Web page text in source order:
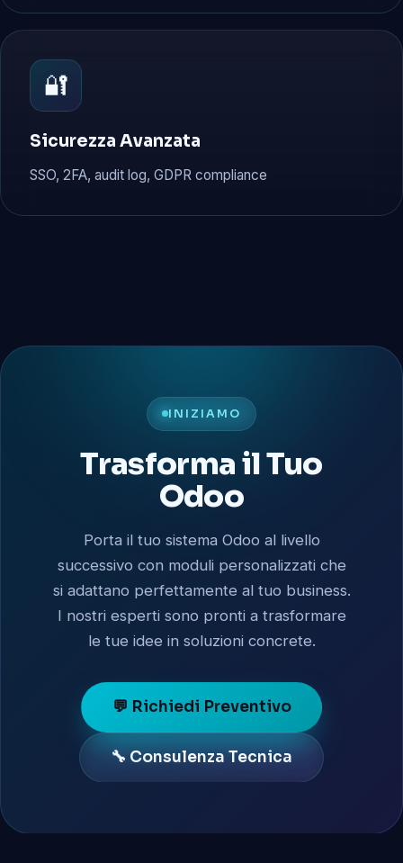
🔐
Sicurezza Avanzata
SSO, 2FA, audit log, GDPR compliance
INIZIAMO
Trasforma il Tuo
Odoo
Porta il tuo sistema Odoo al livello
successivo con moduli personalizzati che
si adattano perfettamente al tuo business.
I nostri esperti sono pronti a trasformare
le tue idee in soluzioni concrete.
💬 Richiedi Preventivo
🔧 Consulenza Tecnica